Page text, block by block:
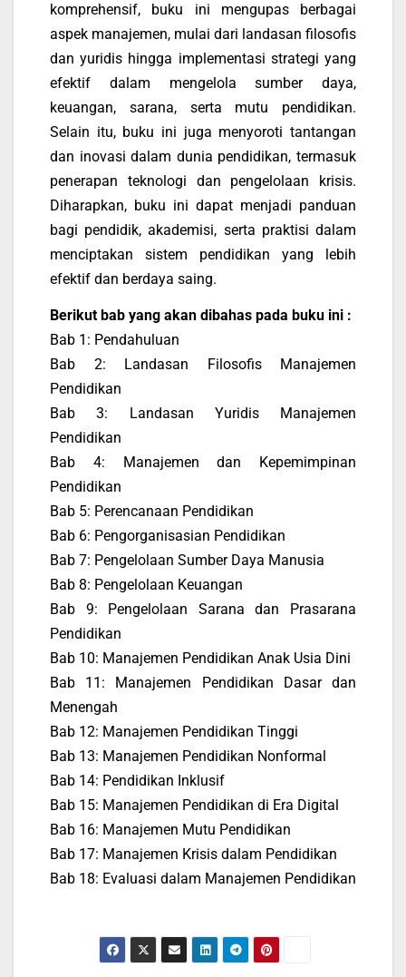
komprehensif, buku ini mengupas berbagai
aspek manajemen, mulai dari landasan filosofis
dan yuridis hingga implementasi strategi yang
efektif dalam mengelola sumber daya,
keuangan, sarana, serta mutu pendidikan.
Selain itu, buku ini juga menyoroti tantangan
dan inovasi dalam dunia pendidikan, termasuk
penerapan teknologi dan pengelolaan krisis.
Diharapkan, buku ini dapat menjadi panduan
bagi pendidik, akademisi, serta praktisi dalam
menciptakan sistem pendidikan yang lebih
efektif dan berdaya saing.
Berikut bab yang akan dibahas pada buku ini :
Bab 1: Pendahuluan
Bab 2: Landasan Filosofis Manajemen
Pendidikan
Bab 3: Landasan Yuridis Manajemen
Pendidikan
Bab 4: Manajemen dan Kepemimpinan
Pendidikan
Bab 5: Perencanaan Pendidikan
Bab 6: Pengorganisasian Pendidikan
Bab 7: Pengelolaan Sumber Daya Manusia
Bab 8: Pengelolaan Keuangan
Bab 9: Pengelolaan Sarana dan Prasarana
Pendidikan
Bab 10: Manajemen Pendidikan Anak Usia Dini
Bab 11: Manajemen Pendidikan Dasar dan
Menengah
Bab 12: Manajemen Pendidikan Tinggi
Bab 13: Manajemen Pendidikan Nonformal
Bab 14: Pendidikan Inklusif
Bab 15: Manajemen Pendidikan di Era Digital
Bab 16: Manajemen Mutu Pendidikan
Bab 17: Manajemen Krisis dalam Pendidikan
Bab 18: Evaluasi dalam Manajemen Pendidikan